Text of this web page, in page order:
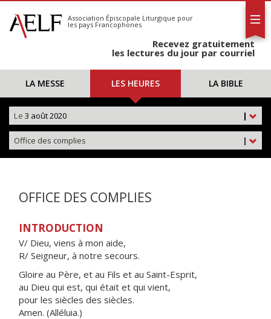
S'abonner
Calendrier
Association Épiscopale Liturgique pour
les pays Francophones
Recevez gratuitement
les lectures du jour par courriel
LA MESSE LES HEURES LA BIBLE
|
Le 3 août 2020
|
Office des complies
OFFICE DES COMPLIES
INTRODUCTION
V/ Dieu, viens à mon aide,
R/ Seigneur, à notre secours.
Gloire au Père, et au Fils et au Saint-Esprit,
au Dieu qui est, qui était et qui vient,
pour les siècles des siècles.
Amen. (Alléluia.)